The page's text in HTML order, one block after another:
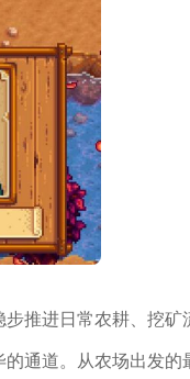
推进日常农耕、挖矿
通道。从农场出发的